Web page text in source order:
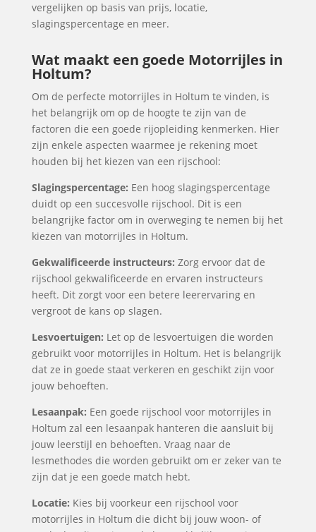
vergelijken op basis van prijs, locatie,
slagingspercentage en meer.
Wat maakt een goede Motorrijles in
Holtum?
Om de perfecte motorrijles in Holtum te vinden, is
het belangrijk om op de hoogte te zijn van de
factoren die een goede rijopleiding kenmerken. Hier
zijn enkele aspecten waarmee je rekening moet
houden bij het kiezen van een rijschool:
Slagingspercentage: Een hoog slagingspercentage
duidt op een succesvolle rijschool. Dit is een
belangrijke factor om in overweging te nemen bij het
kiezen van motorrijles in Holtum.
Gekwalificeerde instructeurs: Zorg ervoor dat de
rijschool gekwalificeerde en ervaren instructeurs
heeft. Dit zorgt voor een betere leerervaring en
vergroot de kans op slagen.
Lesvoertuigen: Let op de lesvoertuigen die worden
gebruikt voor motorrijles in Holtum. Het is belangrijk
dat ze in goede staat verkeren en geschikt zijn voor
jouw behoeften.
Lesaanpak: Een goede rijschool voor motorrijles in
Holtum zal een lesaanpak hanteren die aansluit bij
jouw leerstijl en behoeften. Vraag naar de
lesmethodes die worden gebruikt om er zeker van te
zijn dat je een goede match hebt.
Locatie: Kies bij voorkeur een rijschool voor
motorrijles in Holtum die dicht bij jouw woon- of